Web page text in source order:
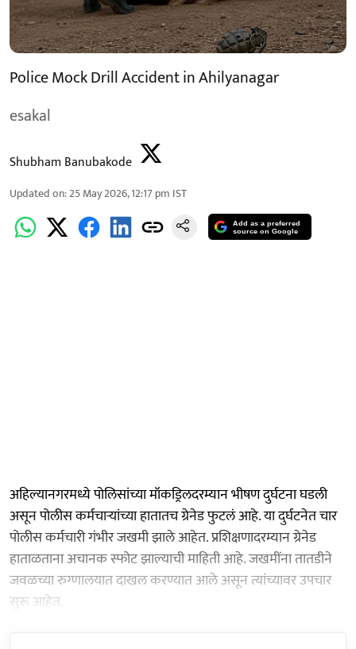
Police Mock Drill Accident in Ahilyanagar
esakal
Shubham Banubakode
Updated on:25 May 2026, 12:17 pm IST
Add as a preferred
source on Google
अहिल्यानगरमध्ये पोलिसांच्या मॉकड्रिलदरम्यान भीषण दुर्घटना घडली
असून पोलीस कर्मचाऱ्यांच्या हातातच ग्रेनेड फुटलं आहे. या दुर्घटनेत चार
पोलीस कर्मचारी गंभीर जखमी झाले आहेत. प्रशिक्षणादरम्यान ग्रेनेड
हाताळताना अचानक स्फोट झाल्याची माहिती आहे. जखमींना तातडीने
जवळच्या रुग्णालयात दाखल करण्यात आले असून त्यांच्यावर उपचार
सुरू आहेत.